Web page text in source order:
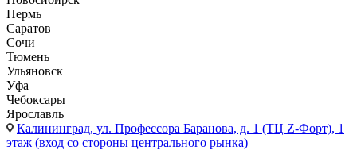
Пермь
Саратов
Сочи
Тюмень
Ульяновск
Уфа
Чебоксары
Ярославль
Калининград, ул. Профессора Баранова, д. 1 (ТЦ Z-Форт), 1
этаж (вход со стороны центрального рынка)